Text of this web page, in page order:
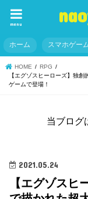
menu
ホーム スマホゲー
HOME
RPG
【エグゾスヒーローズ】独
ゲームで登場！
当ブログ
2021.05.24
【エグゾスヒ